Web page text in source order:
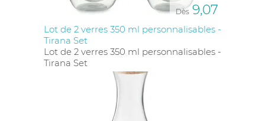
Dès 9,07
Lot de 2 verres 350 ml personnalisables -
Tirana Set
Lot de 2 verres 350 ml personnalisables -
Tirana Set